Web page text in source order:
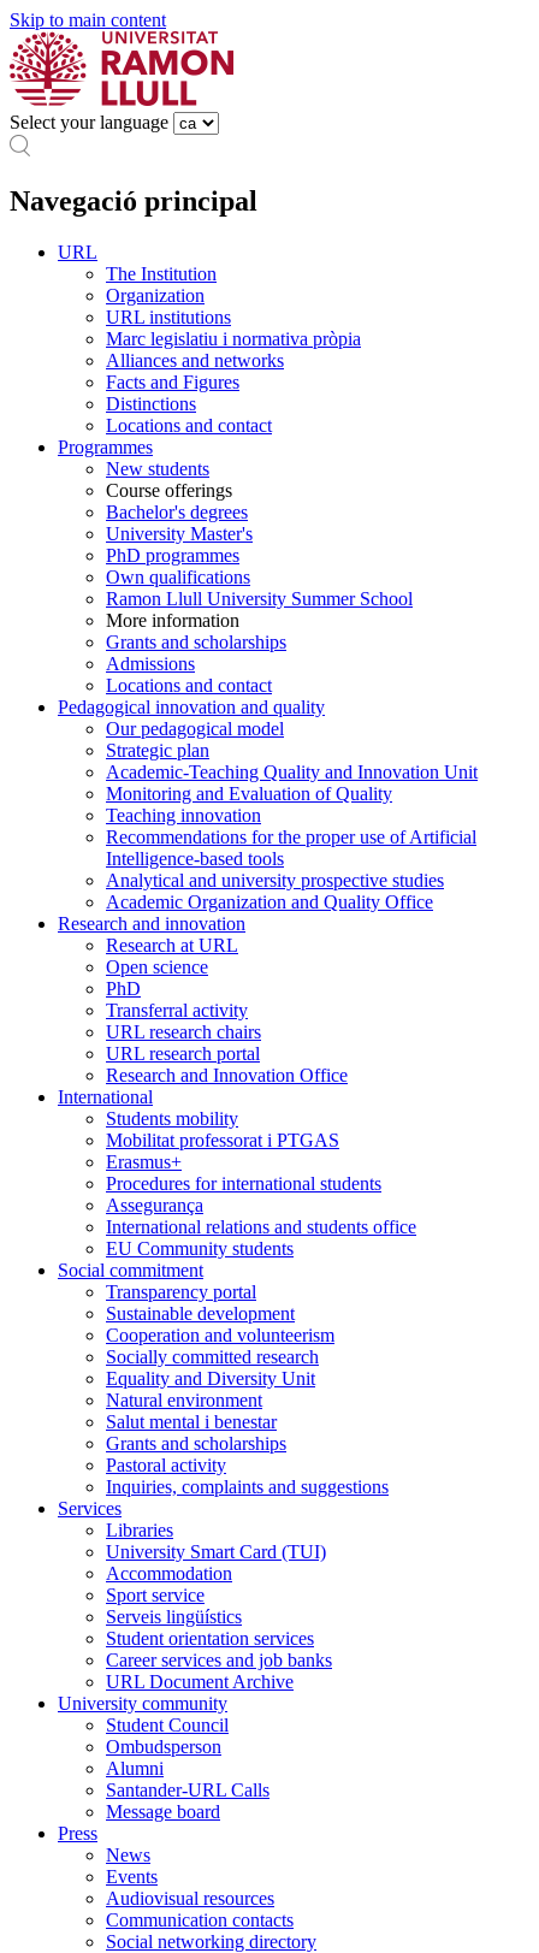
Skip to main content
Select your language
Navegació principal
URL
The Institution
Organization
URL institutions
Marc legislatiu i normativa pròpia
Alliances and networks
Facts and Figures
Distinctions
Locations and contact
Programmes
New students
Course offerings
Bachelor's degrees
University Master's
PhD programmes
Own qualifications
Ramon Llull University Summer School
More information
Grants and scholarships
Admissions
Locations and contact
Pedagogical innovation and quality
Our pedagogical model
Strategic plan
Academic-Teaching Quality and Innovation Unit
Monitoring and Evaluation of Quality
Teaching innovation
Recommendations for the proper use of Artificial
Intelligence-based tools
Analytical and university prospective studies
Academic Organization and Quality Office
Research and innovation
Research at URL
Open science
PhD
Transferral activity
URL research chairs
URL research portal
Research and Innovation Office
International
Students mobility
Mobilitat professorat i PTGAS
Erasmus+
Procedures for international students
Assegurança
International relations and students office
EU Community students
Social commitment
Transparency portal
Sustainable development
Cooperation and volunteerism
Socially committed research
Equality and Diversity Unit
Natural environment
Salut mental i benestar
Grants and scholarships
Pastoral activity
Inquiries, complaints and suggestions
Services
Libraries
University Smart Card (TUI)
Accommodation
Sport service
Serveis lingüístics
Student orientation services
Career services and job banks
URL Document Archive
University community
Student Council
Ombudsperson
Alumni
Santander-URL Calls
Message board
Press
News
Events
Audiovisual resources
Communication contacts
Social networking directory